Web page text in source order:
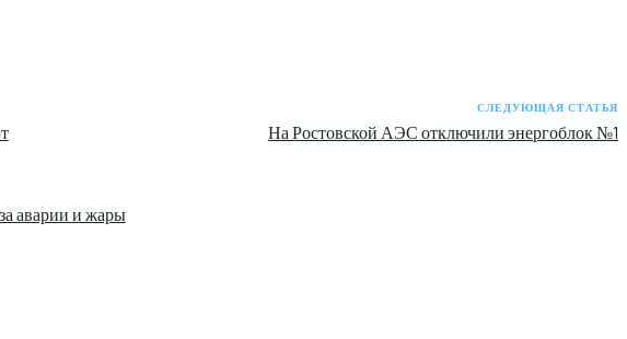
СЛЕДУЮЩАЯ СТАТЬЯ
На Ростовской АЭС отключили энергоблок №1
аварии и жары